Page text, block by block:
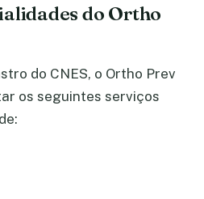
do Ortho
do CNES, o Ortho Prev
os seguintes serviços